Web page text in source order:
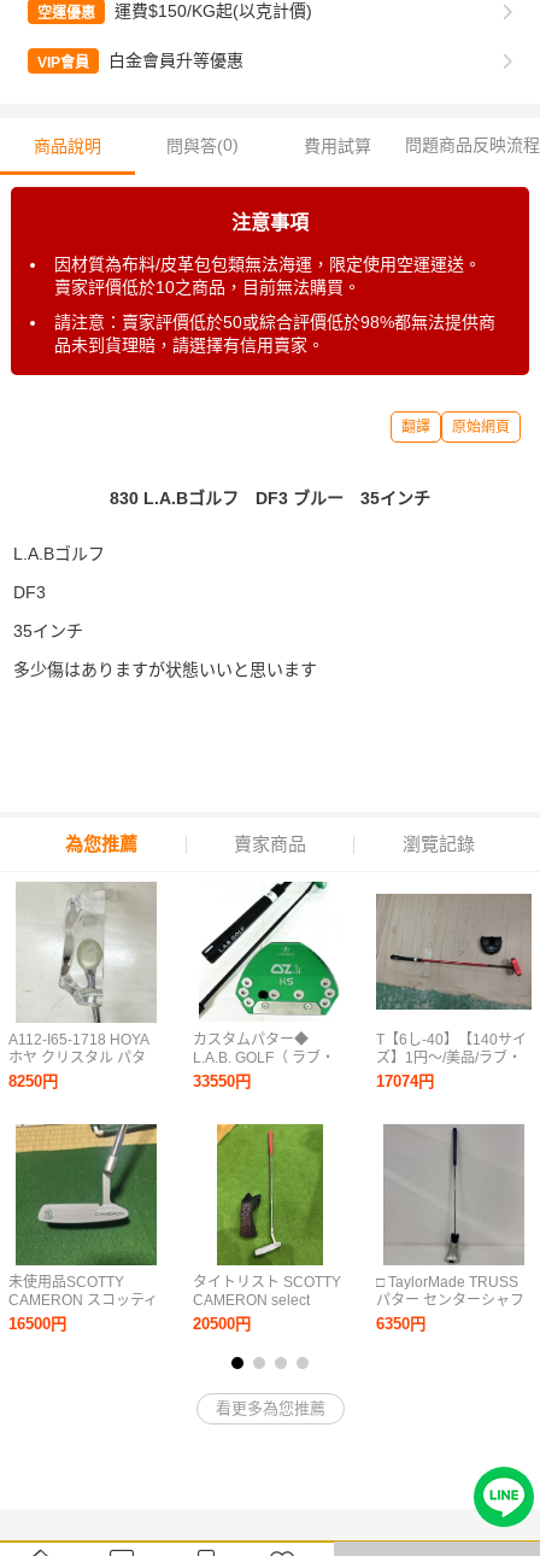
空運優惠 運費$150/KG起(以克計價)
VIP會員 白金會員升等優惠
商品說明 問與答(0) 費用試算 問題商品反映流程
注意事項
因材質為布料/皮革包包類無法海運，限定使用空運運送。
賣家評價低於10之商品，目前無法購買。
請注意：賣家評價低於50或綜合評價低於98%都無法提供商
品未到貨理賠，請選擇有信用賣家。
翻譯 原始網頁
830 L.A.Bゴルフ DF3 ブルー 35インチ
L.A.Bゴルフ
DF3
35インチ
多少傷はありますが状態いいと思います
為您推薦 賣家商品 瀏覽記錄
A112-I65-1718 HOYA
ホヤ クリスタル パタ
ー ゴルフクラブ メン
ズ 右利き 全長(約)87cm
8250円
未使用品SCOTTY
CAMERON スコッティ
キャメロン パター
Lucky Clover SELECT
16500円
カスタムパター◆
L.A.B. GOLF（ ラブ・
ゴルフ ） OZ.1i HS グ
リーン◆ 34インチ◆ ネ
STABILITY TOUR◆
Press Pistol 2°
33550円
タイトリスト SCOTTY
CAMERON select
NEWPORT 33インチ
パター PT
20500円
T【6し-40】【140サイ
ズ】1円～/美品/ラブ・
ゴルフ/OZ.1 スタビリテ
ィツアー2 ファイヤ プ
17074円
□ TaylorMade TRUSS
パター センターシャフ
ト ゴルフクラブ
6350円
看更多為您推薦